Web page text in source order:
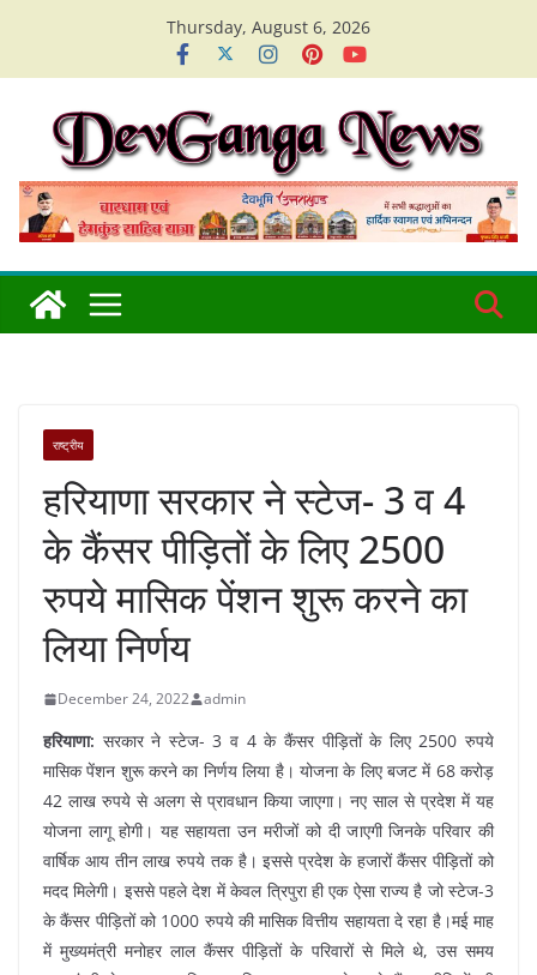
content
Thursday, August 6, 2026
राष्ट्रीय
हरियाणा सरकार ने स्टेज- 3 व 4
के कैंसर पीड़ितों के लिए 2500
रुपये मासिक पेंशन शुरू करने का
लिया निर्णय
December 24, 2022 admin
हरियाणा: सरकार ने स्टेज- 3 व 4 के कैंसर पीड़ितों के लिए 2500 रुपये
मासिक पेंशन शुरू करने का निर्णय लिया है। योजना के लिए बजट में 68 करोड़
42 लाख रुपये से अलग से प्रावधान किया जाएगा। नए साल से प्रदेश में यह
योजना लागू होगी। यह सहायता उन मरीजों को दी जाएगी जिनके परिवार की
वार्षिक आय तीन लाख रुपये तक है। इससे प्रदेश के हजारों कैंसर पीड़ितों को
मदद मिलेगी। इससे पहले देश में केवल त्रिपुरा ही एक ऐसा राज्य है जो स्टेज-3
के कैंसर पीड़ितों को 1000 रुपये की मासिक वित्तीय सहायता दे रहा है।मई माह
में मुख्यमंत्री मनोहर लाल कैंसर पीड़ितों के परिवारों से मिले थे, उस समय